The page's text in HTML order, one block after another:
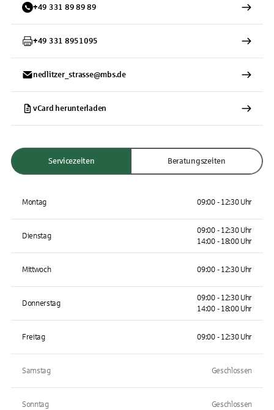
+49 331 89 89 89
+49 331 8951095
nedlitzer_strasse@mbs.de
vCard herunterladen
Servicezeiten Beratungszeiten
Montag 09:00 - 12:30 Uhr
Dienstag
09:00 - 12:30 Uhr
14:00 - 18:00 Uhr
Mittwoch 09:00 - 12:30 Uhr
Donnerstag
09:00 - 12:30 Uhr
14:00 - 18:00 Uhr
Freitag 09:00 - 12:30 Uhr
Samstag Geschlossen
Sonntag Geschlossen